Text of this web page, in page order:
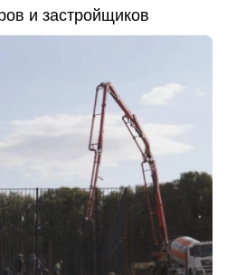
и застройщиков